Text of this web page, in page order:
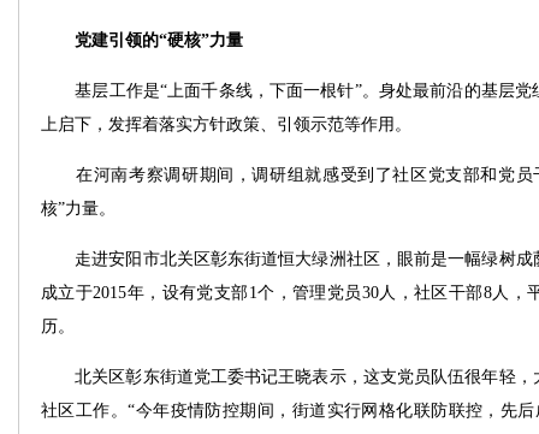
党建引领的“硬核”力量
基层工作是“上面千条线，下面一根针”。身处最前沿的基层党
上启下，发挥着落实方针政策、引领示范等作用。
在河南考察调研期间，调研组就感受到了社区党支部和党员
核”力量。
走进安阳市北关区彰东街道恒大绿洲社区，眼前是一幅绿树成
成立于2015年，设有党支部1个，管理党员30人，社区干部8人，
历。
北关区彰东街道党工委书记王晓表示，这支党员队伍很年轻，
社区工作。“今年疫情防控期间，街道实行网格化联防联控，先